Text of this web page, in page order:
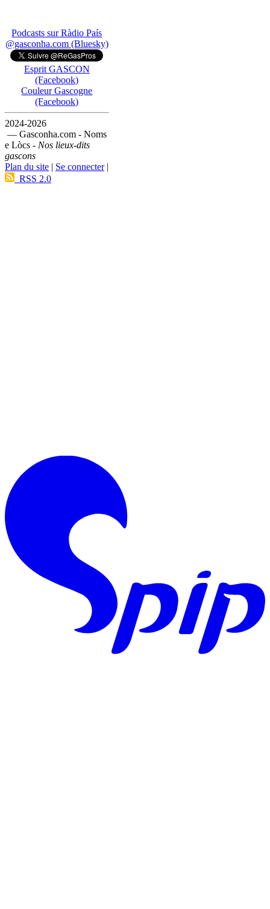
Podcasts sur Ràdio País
@gasconha.com (Bluesky)
Esprit GASCON
(Facebook)
Couleur Gascogne
(Facebook)
2024-2026
— Gasconha.com - Noms
e Lòcs - Nos lieux-dits
gascons
Plan du site | Se connecter|
RSS 2.0